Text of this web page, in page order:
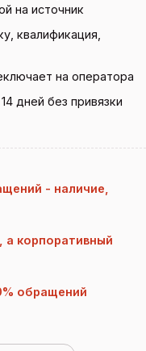
на источник
квалификация,
на оператора
дней без привязки
- наличие,
а корпоративный
обращений